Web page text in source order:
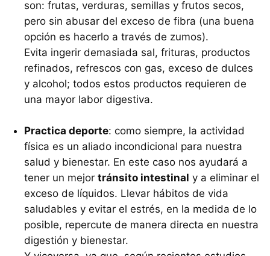
son: frutas, verduras, semillas y frutos secos,
pero sin abusar del exceso de fibra (una buena
opción es hacerlo a través de zumos).
Evita ingerir demasiada sal, frituras, productos
refinados, refrescos con gas, exceso de dulces
y alcohol; todos estos productos requieren de
una mayor labor digestiva.
Practica deporte: como siempre, la actividad
física es un aliado incondicional para nuestra
salud y bienestar. En este caso nos ayudará a
tener un mejor tránsito intestinal y a eliminar el
exceso de líquidos. Llevar hábitos de vida
saludables y evitar el estrés, en la medida de lo
posible, repercute de manera directa en nuestra
digestión y bienestar.